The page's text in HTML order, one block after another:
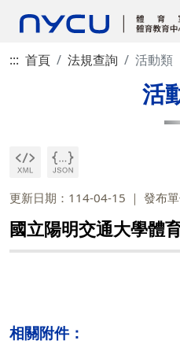
::: 首頁 法規查詢 活動類
活
更新日期：114-04-15 發布
國立陽明交通大學體
相關附件：